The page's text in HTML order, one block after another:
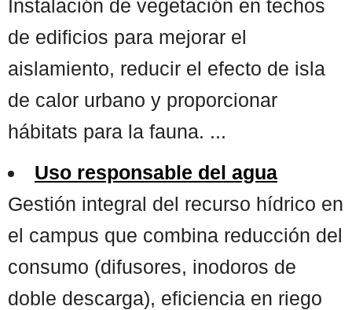
Instalación de vegetación en techos
de edificios para mejorar el
aislamiento, reducir el efecto de isla
de calor urbano y proporcionar
hábitats para la fauna. ...
Uso responsable del agua
Gestión integral del recurso hídrico en
el campus que combina reducción del
consumo (difusores, inodoros de
doble descarga), eficiencia en riego